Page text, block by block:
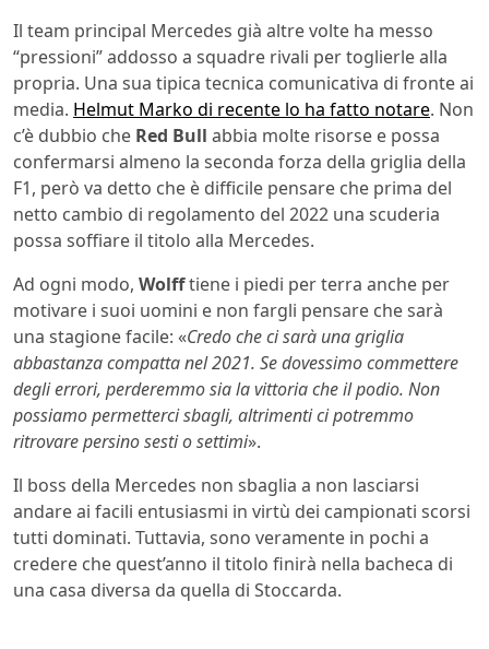
Il team principal Mercedes già altre volte ha messo
“pressioni” addosso a squadre rivali per toglierle alla
propria. Una sua tipica tecnica comunicativa di fronte ai
media. Helmut Marko di recente lo ha fatto notare. Non
c’è dubbio che Red Bull abbia molte risorse e possa
confermarsi almeno la seconda forza della griglia della
F1, però va detto che è difficile pensare che prima del
netto cambio di regolamento del 2022 una scuderia
possa soffiare il titolo alla Mercedes.
Ad ogni modo, Wolfftiene i piedi per terra anche per
motivare i suoi uomini e non fargli pensare che sarà
una stagione facile: «Credo che ci sarà una griglia
abbastanza compatta nel 2021. Se dovessimo commettere
degli errori, perderemmo sia la vittoria che il podio. Non
possiamo permetterci sbagli, altrimenti ci potremmo
ritrovare persino sesti o settimi».
Il boss della Mercedes non sbaglia a non lasciarsi
andare ai facili entusiasmi in virtù dei campionati scorsi
tutti dominati. Tuttavia, sono veramente in pochi a
credere che quest’anno il titolo finirà nella bacheca di
una casa diversa da quella di Stoccarda.